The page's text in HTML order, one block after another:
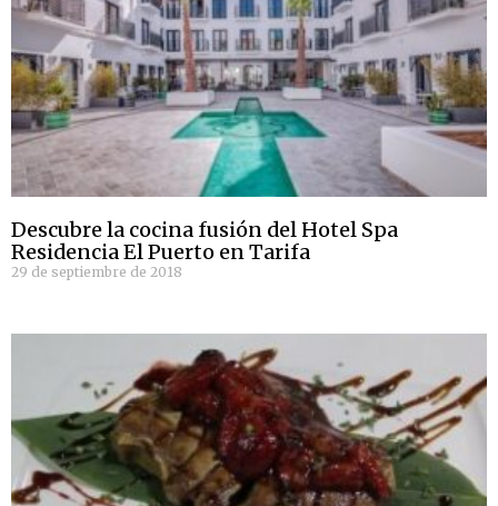
Descubre la cocina fusión del Hotel Spa
Residencia El Puerto en Tarifa
29 de septiembre de 2018